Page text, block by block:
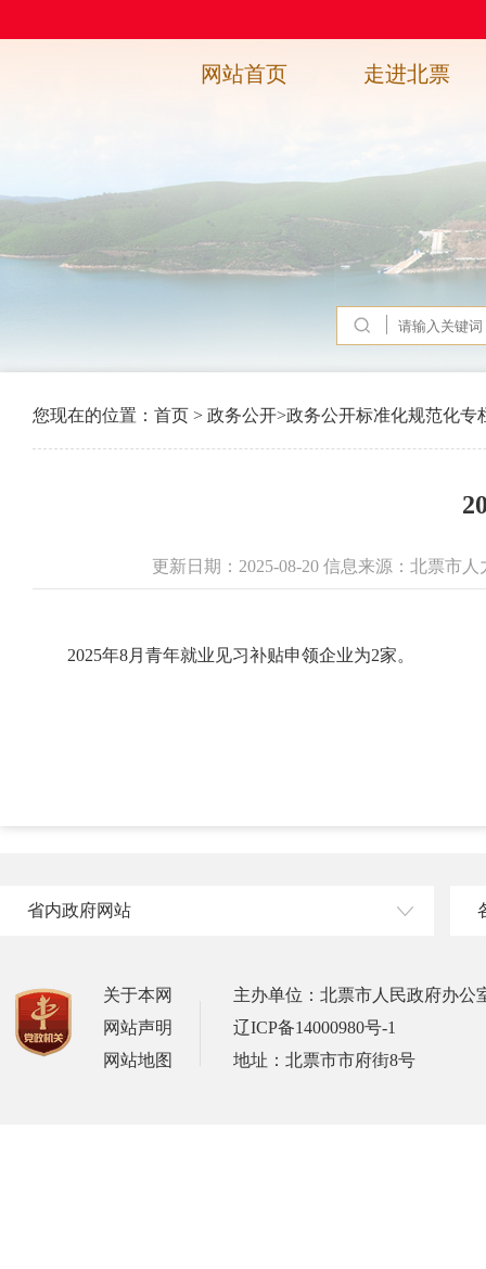
网站首页 走进北票
您现在的位置： 首页 > 政务公开>政务公开标准化规范化专
更新日期：2025-08-20 信息来源：北票市
2025年8月青年就业见习补贴申领企业为2家。
省内政府网站
关于本网
网站声明
网站地图
主办单位：北票市人民政府办公
辽ICP备14000980号-1
地址：北票市市府街8号